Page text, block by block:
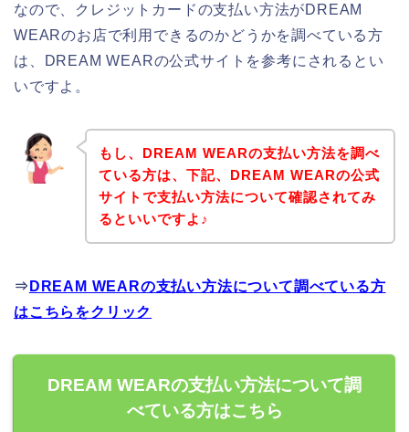
なので、クレジットカードの支払い方法がDREAM
WEARのお店で利用できるのかどうかを調べている方
は、DREAM WEARの公式サイトを参考にされるとい
いですよ。
もし、DREAM WEARの支払い方法を調べ
ている方は、下記、DREAM WEARの公式
サイトで支払い方法について確認されてみ
るといいですよ♪
⇒ DREAM WEARの支払い方法について調べている方
はこちらをクリック
DREAM WEARの支払い方法について調
べている方はこちら